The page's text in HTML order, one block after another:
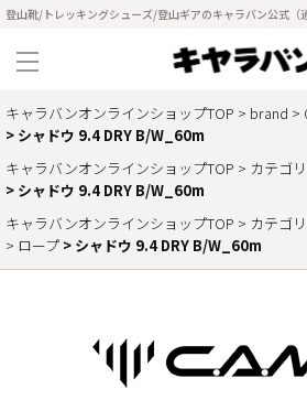
登山靴/トレッキングシューズ/登山ギアのキャラバン公式（
キャラバンオンラインショップTOP brand
シャドウ 9.4 DRY B/W_60m
キャラバンオンラインショップTOP
カテゴ
シャドウ 9.4 DRY B/W_60m
キャラバンオンラインショップTOP
カテゴ
ロープ
シャドウ 9.4 DRY B/W_60m